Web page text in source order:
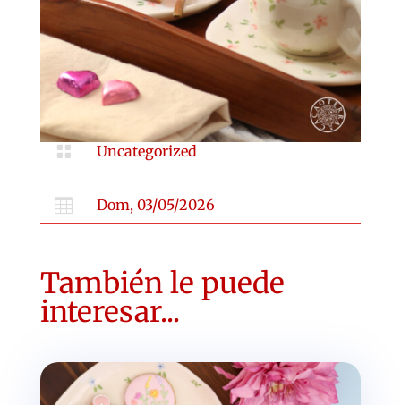
 Uncategorized
 Dom, 03/05/2026
También le puede
interesar...